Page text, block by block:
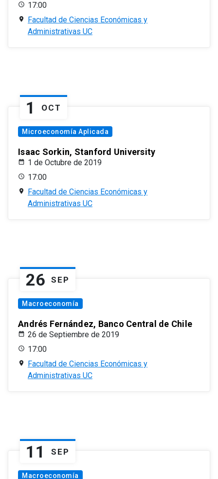
17:00
Facultad de Ciencias Económicas y
Administrativas UC
1 OCT
Microeconomía Aplicada
Isaac Sorkin, Stanford University
1 de Octubre de 2019
17:00
Facultad de Ciencias Económicas y
Administrativas UC
26 SEP
Macroeconomía
Andrés Fernández, Banco Central de Chile
26 de Septiembre de 2019
17:00
Facultad de Ciencias Económicas y
Administrativas UC
11 SEP
Macroeconomía